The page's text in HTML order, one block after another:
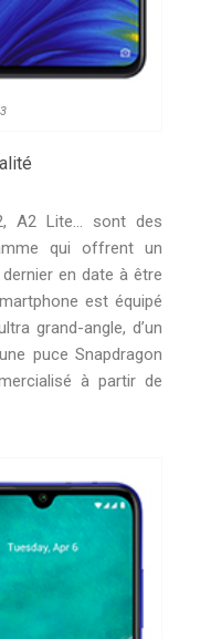
A2 Lite… sont des
qui offrent un
en date à être
est équipé
grand-angle, d’un
puce Snapdragon
à partir de